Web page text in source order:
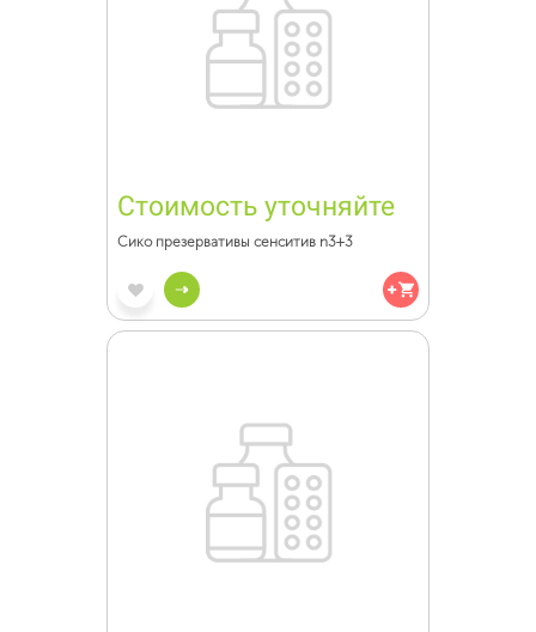
Стоимость уточняйте
Сико презервативы сенситив n3+3